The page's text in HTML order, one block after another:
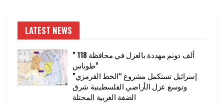
LATEST NEWS
” 118 ألف دونم مهددة بالعزل في محافظة
طوباس”
إسرائيل تستكمل مشروع “الخط القرمزي”
وتوسع عزل الأراضي الفلسطينية شرق
الضفة الغربية المحتلة